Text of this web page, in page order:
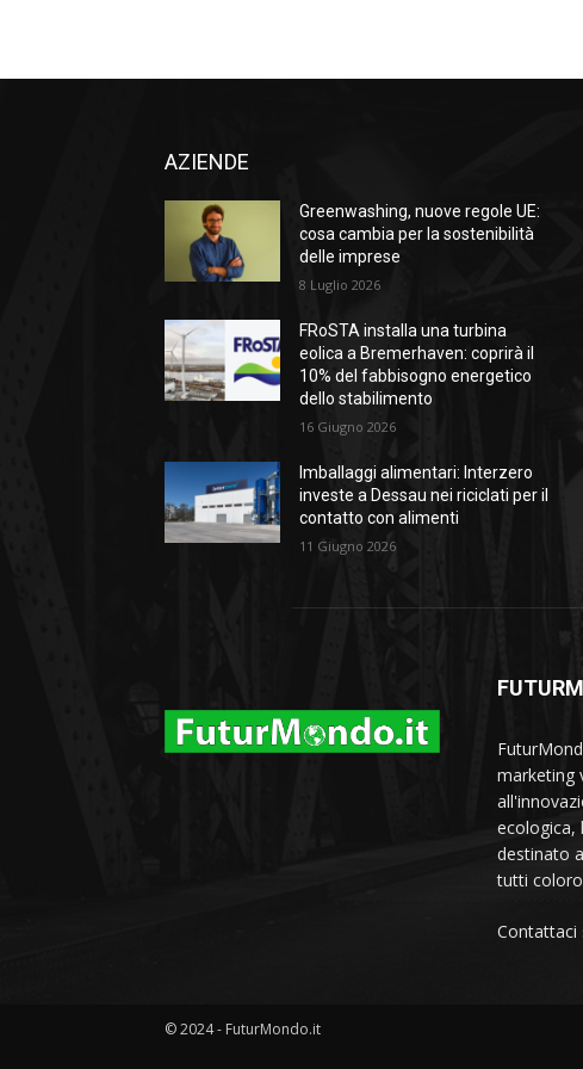
AZIENDE
Greenwashing, nuove regole UE:
cosa cambia per la sostenibilità
delle imprese
8 Luglio 2026
FRoSTA installa una turbina
eolica a Bremerhaven: coprirà il
10% del fabbisogno energetico
dello stabilimento
16 Giugno 2026
Imballaggi alimentari: Interzero
investe a Dessau nei riciclati per il
contatto con alimenti
11 Giugno 2026
marketing
ecologica,
destinato
tutti
Contattaci
© 2024 - FuturMondo.it